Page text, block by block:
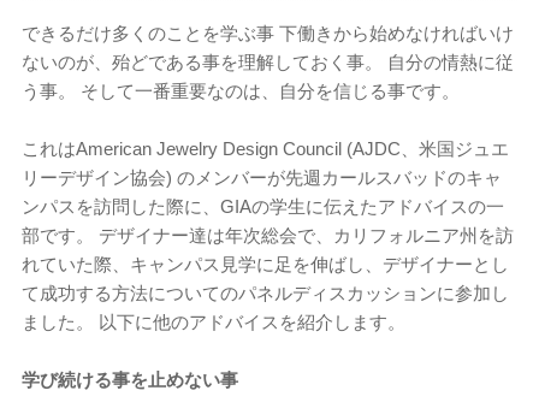
できるだけ多くのことを学ぶ事 下働きから始めなければいけ
ないのが、殆どである事を理解しておく事。 自分の情熱に従
う事。 そして一番重要なのは、自分を信じる事です。
これはAmerican Jewelry Design Council (AJDC、米国ジュエ
リーデザイン協会) のメンバーが先週カールスバッドのキャ
ンパスを訪問した際に、GIAの学生に伝えたアドバイスの一
部です。 デザイナー達は年次総会で、カリフォルニア州を訪
れていた際、キャンパス見学に足を伸ばし、デザイナーとし
て成功する方法についてのパネルディスカッションに参加し
ました。 以下に他のアドバイスを紹介します。
学び続ける事を止めない事